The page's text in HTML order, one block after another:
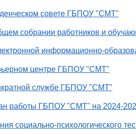
совете ГБПОУ "СМТ"
собрании работников и
информационно-
центре ГБПОУ "СМТ"
службе ГБПОУ "СМТ"
работы ГБПОУ "СМТ" на 2024-
социально-психологического